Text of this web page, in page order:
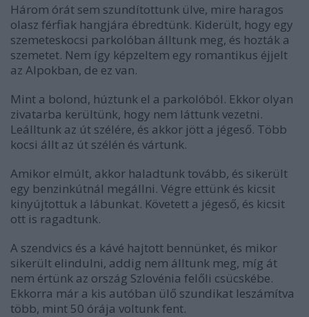
Három órát sem szundítottunk ülve, mire haragos
olasz férfiak hangjára ébredtünk. Kiderült, hogy egy
szemeteskocsi parkolóban álltunk meg, és hozták a
szemetet. Nem így képzeltem egy romantikus éjjelt
az Alpokban, de ez van.
Mint a bolond, húztunk el a parkolóból. Ekkor olyan
zivatarba kerültünk, hogy nem láttunk vezetni.
Leálltunk az út szélére, és akkor jött a jégeső. Több
kocsi állt az út szélén és vártunk.
Amikor elmúlt, akkor haladtunk tovább, és sikerült
egy benzinkútnál megállni. Végre ettünk és kicsit
kinyújtottuk a lábunkat. Követett a jégeső, és kicsit
ott is ragadtunk.
A szendvics és a kávé hajtott bennünket, és mikor
sikerült elindulni, addig nem álltunk meg, míg át
nem értünk az ország Szlovénia felőli csücskébe.
Ekkorra már a kis autóban ülő szundikat leszámítva
több, mint 50 órája voltunk fent.